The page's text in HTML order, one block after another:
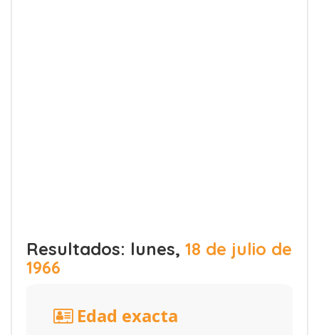
Resultados: lunes, 18 de julio de
1966
Edad exacta